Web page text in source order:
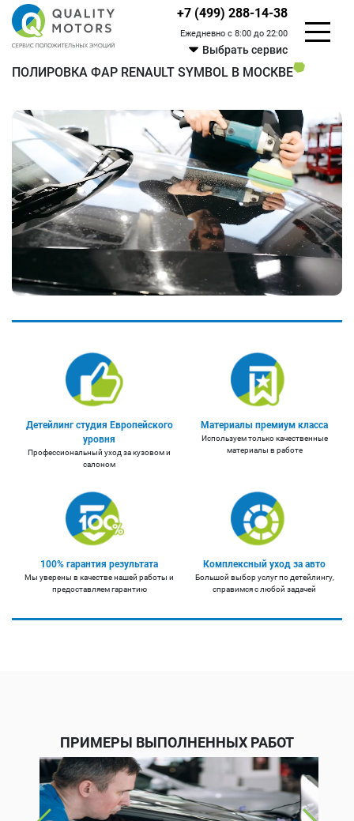
+7 (499) 288-14-38
Ежедневно с 8:00 до 22:00
Выбрать сервис
ПОЛИРОВКА ФАР RENAULT SYMBOL В МОСКВЕ
Детейлинг студия Европейского
уровня
Профессиональный уход за кузовом и
салоном
Материалы премиум класса
Используем только качественные
материалы в работе
100% гарантия результата
Мы уверены в качестве нашей работы и
предоставляем гарантию
Комплексный уход за авто
Большой выбор услуг по детейлингу,
справимся с любой задачей
ПРИМЕРЫ ВЫПОЛНЕННЫХ РАБОТ